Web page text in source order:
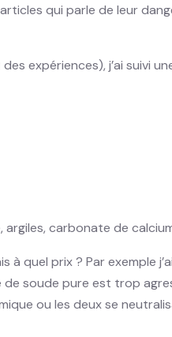
qui parle de leur
expériences), j’ai
carbonate de
à quel prix ? Par
soude pure est trop
ou les deux se